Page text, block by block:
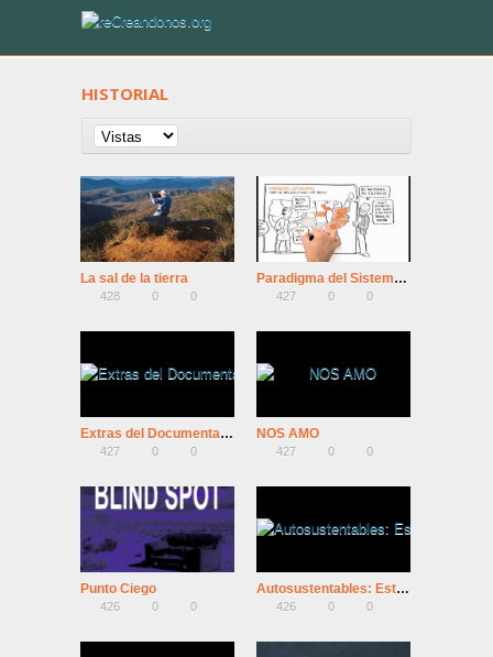
HISTORIAL
La sal de la tierra
428 0 0
Paradigma del Sistema Educativo
427 0 0
Extras del Documental Una Realidad Paralela (Entrevistas)
427 0 0
NOS AMO
427 0 0
Punto Ciego
426 0 0
Autosustentables: Estilo de vida sostenible
426 0 0